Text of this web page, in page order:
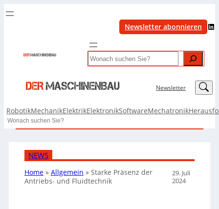
Newsletter abonnieren LinkedIn
Search
Newsletter LinkedIn
RobotikMechanikElektrikElektronikSoftwareMechatronik
Search
NEWS
Home» Allgemein » Starke Präsenz der
Antriebs- und Fluidtechnik
29. Juli
2024